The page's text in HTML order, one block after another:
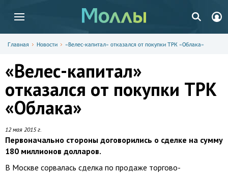
Главная Новости «Велес-капитал» отказался от покупки ТРК «Облака»
«Велес-капитал»
отказался от покупки ТРК
«Облака»
12 мая 2015 г.
Первоначально стороны договорились о сделке на сумму
180 миллионов долларов.
В Москве сорвалась сделка по продаже торгово-